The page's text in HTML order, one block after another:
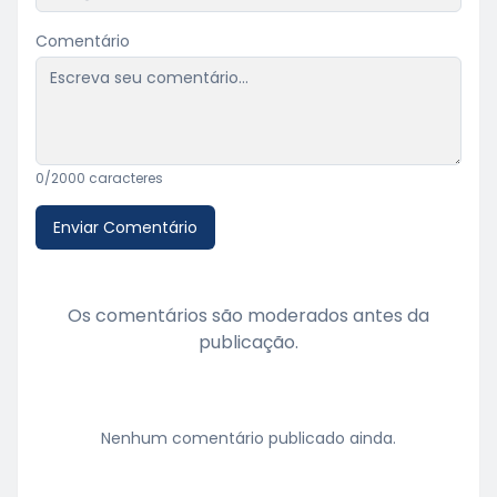
Comentário
0/2000 caracteres
Enviar Comentário
Os comentários são moderados antes da
publicação.
Nenhum comentário publicado ainda.